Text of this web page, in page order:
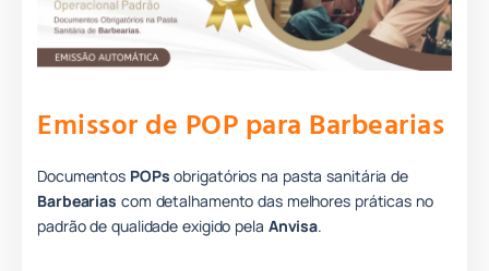
Emissor de POP para Barbearias
Documentos POPs obrigatórios na pasta sanitária de
Barbearias com detalhamento das melhores práticas no
padrão de qualidadeexigido pela Anvisa.